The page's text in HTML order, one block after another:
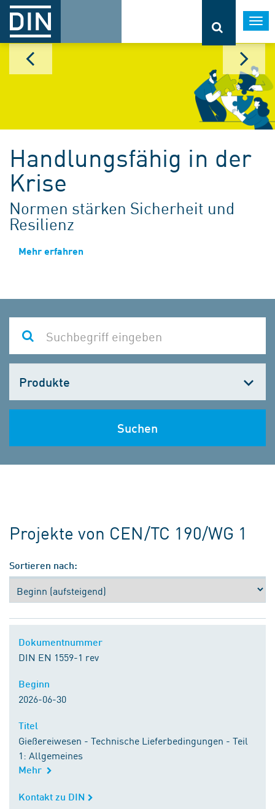
Handlungsfähig in der
Krise
Normen stärken Sicherheit und
Resilienz
Mehr erfahren
wählen
Suchen
Projekte von CEN/TC 190/WG 1
Sortieren nach:
Dokumentnummer
DIN EN 1559-1 rev
Beginn
2026-06-30
Titel
Gießereiwesen - Technische Lieferbedingungen - Teil
1: Allgemeines
Mehr
Kontakt zu DIN
Kontakt zu DIN